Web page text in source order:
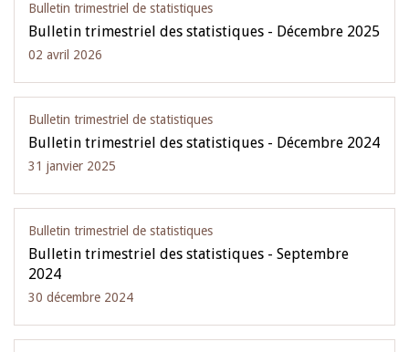
Bulletin trimestriel de statistiques
Bulletin trimestriel des statistiques - Décembre 2025
02 avril 2026
Bulletin trimestriel de statistiques
Bulletin trimestriel des statistiques - Décembre 2024
31 janvier 2025
Bulletin trimestriel de statistiques
Bulletin trimestriel des statistiques - Septembre
2024
30 décembre 2024